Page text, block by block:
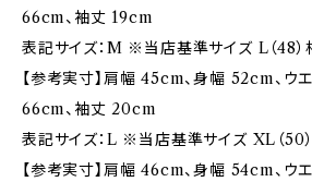
66cm、袖丈 19cm
表記サイズ：M ※当店基準サイズ L（48）
【参考実寸】肩幅 45cm、身幅 52cm、ウ
66cm、袖丈 20cm
表記サイズ：L ※当店基準サイズ XL（50
【参考実寸】肩幅 46cm、身幅 54cm、ウ